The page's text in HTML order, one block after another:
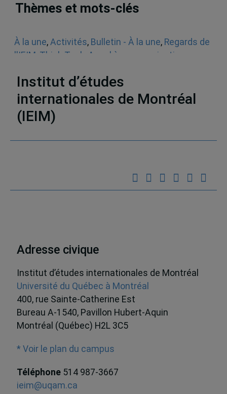
Thèmes et mots-clés
À la une, Activités, Bulletin - À la une, Regards de
l'IEIM Think Tank Appel à communications
Institut d’études
internationales de Montréal
(IEIM)
Adresse civique
Institut d’études internationales de Montréal
Université du Québec à Montréal
400, rue Sainte-Catherine Est
Bureau A-1540, Pavillon Hubert-Aquin
Montréal (Québec) H2L 3C5
* Voir le plan du campus
Téléphone 514 987-3667
ieim@uqam.ca